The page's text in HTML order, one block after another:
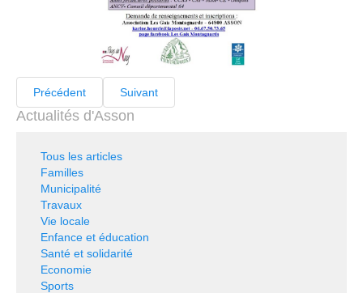
Précédent Suivant
Actualités d'Asson
Tous les articles
Familles
Municipalité
Travaux
Vie locale
Enfance et éducation
Santé et solidarité
Economie
Sports